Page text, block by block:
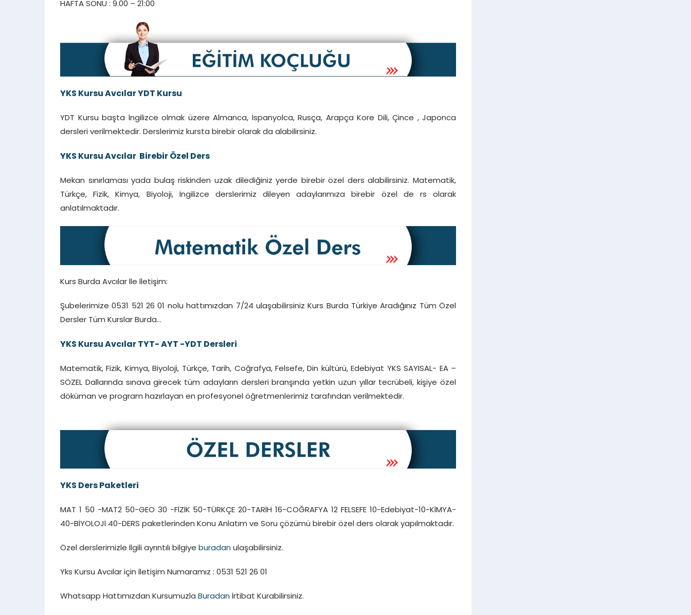
HAFTA SONU : 9.00 – 21:00
YKS Kursu Avcılar YDT Kursu
YDT Kursu başta İngilizce olmak üzere Almanca, İspanyolca, Rusça, Arapça Kore Dili, Çince , Japonca
dersleri verilmektedir. Derslerimiz kursta birebir olarak da alabilirsiniz.
YKS Kursu Avcılar Birebir Özel Ders
Mekan sınırlaması yada bulaş riskinden uzak dilediğiniz yerde birebir özel ders alabilirsiniz. Matematik,
Türkçe, Fizik, Kimya, Biyoloji, İngilizce derslerimiz dileyen adaylarımıza birebir özel de rs olarak
anlatılmaktadır.
Kurs Burda Avcılar İle İletişim:
Şubelerimize 0531 521 26 01 nolu hattımızdan 7/24 ulaşabilirsiniz Kurs Burda Türkiye Aradığınız Tüm Özel
Dersler Tüm Kurslar Burda…
YKS Kursu Avcılar TYT- AYT -YDT Dersleri
Matematik, Fizik, Kimya, Biyoloji, Türkçe, Tarih, Coğrafya, Felsefe, Din kültürü, Edebiyat YKS SAYISAL- EA –
SÖZEL Dallarında sınava girecek tüm adayların dersleri branşında yetkin uzun yıllar tecrübeli, kişiye özel
döküman ve program hazırlayan en profesyonel öğretmenlerimiz tarafından verilmektedir.
YKS Ders Paketleri
MAT 1 50 -MAT2 50-GEO 30 -FİZİK 50-TÜRKÇE 20-TARİH 16-COĞRAFYA 12 FELSEFE 10-Edebiyat-10-KİMYA-
40-BİYOLOJİ 40-DERS paketlerinden Konu Anlatım ve Soru çözümü birebir özel ders olarak yapılmaktadır.
Özel derslerimizle İlgili ayrıntılı bilgiye buradan ulaşabilirsiniz.
Yks Kursu Avcılar için İletişim Numaramız : 0531 521 26 01
Whatsapp Hattımızdan Kursumuzla Buradan İrtibat Kurabilirsiniz.